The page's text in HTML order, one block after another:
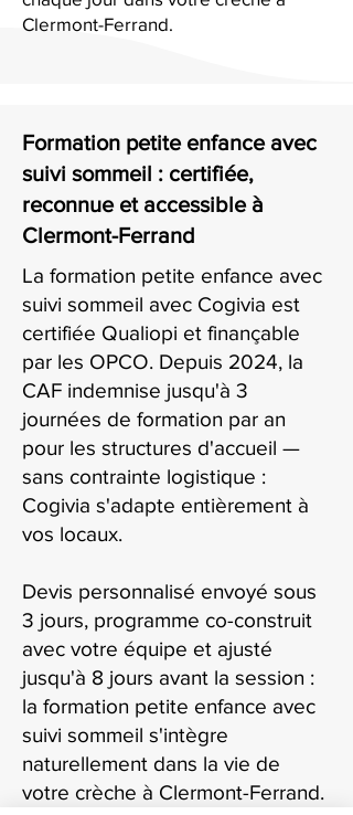
Clermont-Ferrand.
Formation petite enfance avec
suivi sommeil : certifiée,
reconnue et accessible à
Clermont-Ferrand
La formation petite enfance avec
suivi sommeil avec Cogivia est
certifiée Qualiopi et finançable
par les OPCO. Depuis 2024, la
CAF indemnise jusqu'à 3
journées de formation par an
pour les structures d'accueil —
sans contrainte logistique :
Cogivia s'adapte entièrement à
vos locaux.
Devis personnalisé envoyé sous
3 jours, programme co-construit
avec votre équipe et ajusté
jusqu'à 8 jours avant la session :
la formation petite enfance avec
suivi sommeil s'intègre
naturellement dans la vie de
votre crèche à Clermont-Ferrand.